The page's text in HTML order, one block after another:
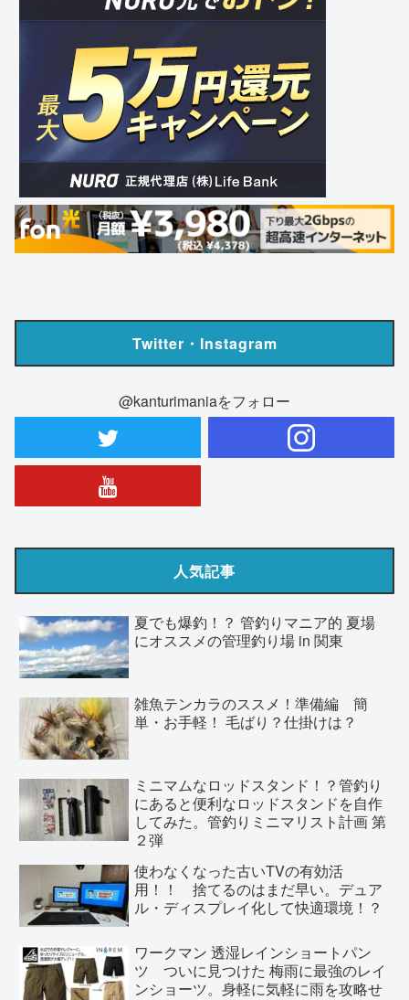
Twitter・Instagram
@kanturimaniaをフォロー
人気記事
夏でも爆釣！？ 管釣りマニア的 夏場
にオススメの管理釣り場 in 関東
雑魚テンカラのススメ！準備編 簡
単・お手軽！ 毛ばり？仕掛けは？
ミニマムなロッドスタンド！？管釣り
にあると便利なロッドスタンドを自作
してみた。管釣りミニマリスト計画 第
２弾
使わなくなった古いTVの有効活
用！！ 捨てるのはまだ早い。デュア
ル・ディスプレイ化して快適環境！？
ワークマン 透湿レインショートパン
ツ ついに見つけた 梅雨に最強のレイ
ンショーツ。身軽に気軽に雨を攻略せ